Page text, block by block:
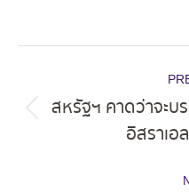
navigation
สหรัฐฯ คาดว่าจะ
อิสราเอ